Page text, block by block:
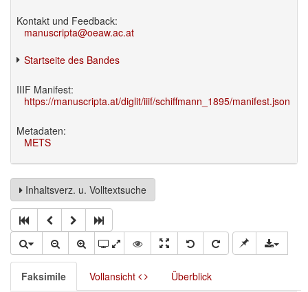
Kontakt und Feedback:
manuscripta@oeaw.ac.at
Startseite des Bandes
IIIF Manifest:
https://manuscripta.at/diglit/iiif/schiffmann_1895/manifest.json
Metadaten:
METS
Inhaltsverz. u. Volltextsuche
Faksimile Vollansicht Überblick